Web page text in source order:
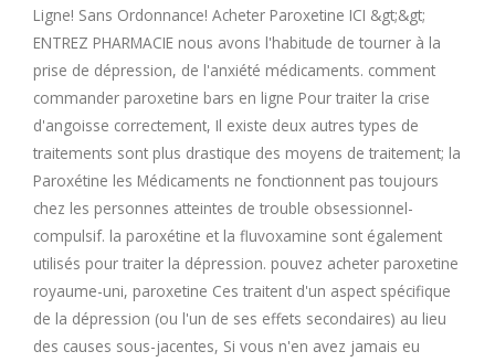
N
O
P
Q
Ligne! Sans Ordonnance! Acheter Paroxetine ICI &gt;&gt;
ENTREZ PHARMACIE nous avons l'habitude de tourner à la
prise de dépression, de l'anxiété médicaments. comment
commander paroxetine bars en ligne Pour traiter la crise
d'angoisse correctement, Il existe deux autres types de
traitements sont plus drastique des moyens de traitement; la
Paroxétine les Médicaments ne fonctionnent pas toujours
chez les personnes atteintes de trouble obsessionnel-
compulsif. la paroxétine et la fluvoxamine sont également
utilisés pour traiter la dépression. pouvez acheter paroxetine
royaume-uni, paroxetine Ces traitent d'un aspect spécifique
de la dépression (ou l'un de ses effets secondaires) au lieu
des causes sous-jacentes, Si vous n'en avez jamais eu